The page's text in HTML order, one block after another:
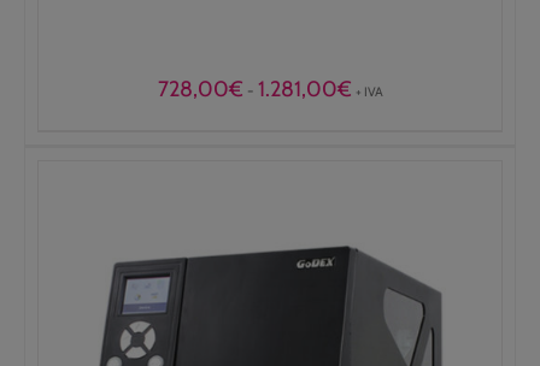
728,00€ - 1.281,00€Rango
+ IVA